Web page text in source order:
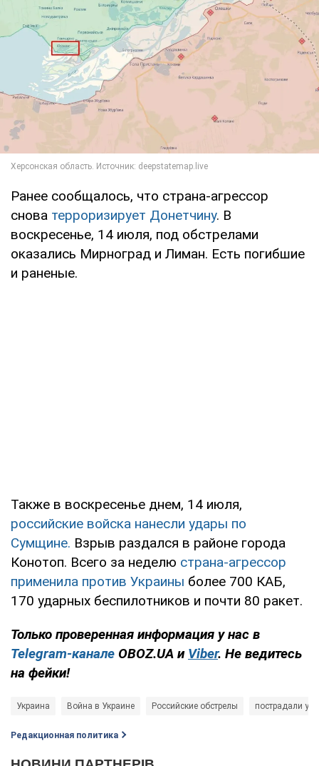
Ранее сообщалось, что страна-агрессор
снова терроризирует Донетчину. В
воскресенье, 14 июля, под обстрелами
оказались Мирноград и Лиман. Есть погибшие
и раненые.
Также в воскресенье днем, 14 июля,
российские войска нанесли удары по
Сумщине. Взрыв раздался в районе города
Конотоп. Всего за неделю страна-агрессор
применила против Украины более 700 КАБ,
170 ударных беспилотников и почти 80 ракет.
Только проверенная информация у нас в
Telegram-канале OBOZ.UA и Viber. Не ведитесь
на фейки!
Украина Война в Украине Российские обстрелы пострадали
Редакционная политика